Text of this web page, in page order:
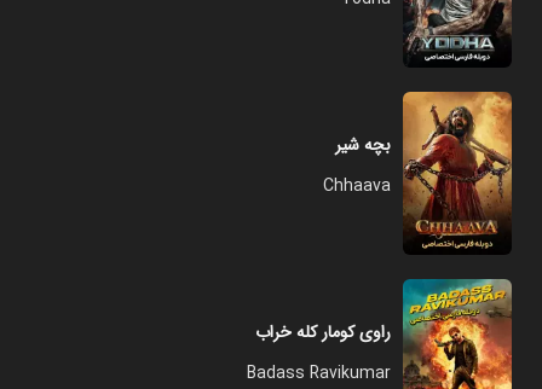
بچه شیر
Chhaava
راوی کومار کله خراب
Badass Ravikumar